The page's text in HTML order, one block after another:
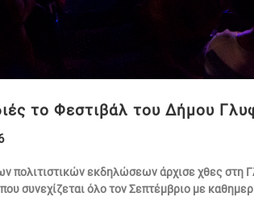
το Φεστιβάλ του Δήμου
πολιτιστικών εκδηλώσεων άρχισε χθες στη
συνεχίζεται όλο τον Σεπτέμβριο με